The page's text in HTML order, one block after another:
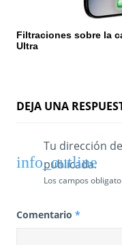
Filtraciones sobre la
Ultra
DEJA UNA
Tu dirección
publicada.
Los campos
Comentario *